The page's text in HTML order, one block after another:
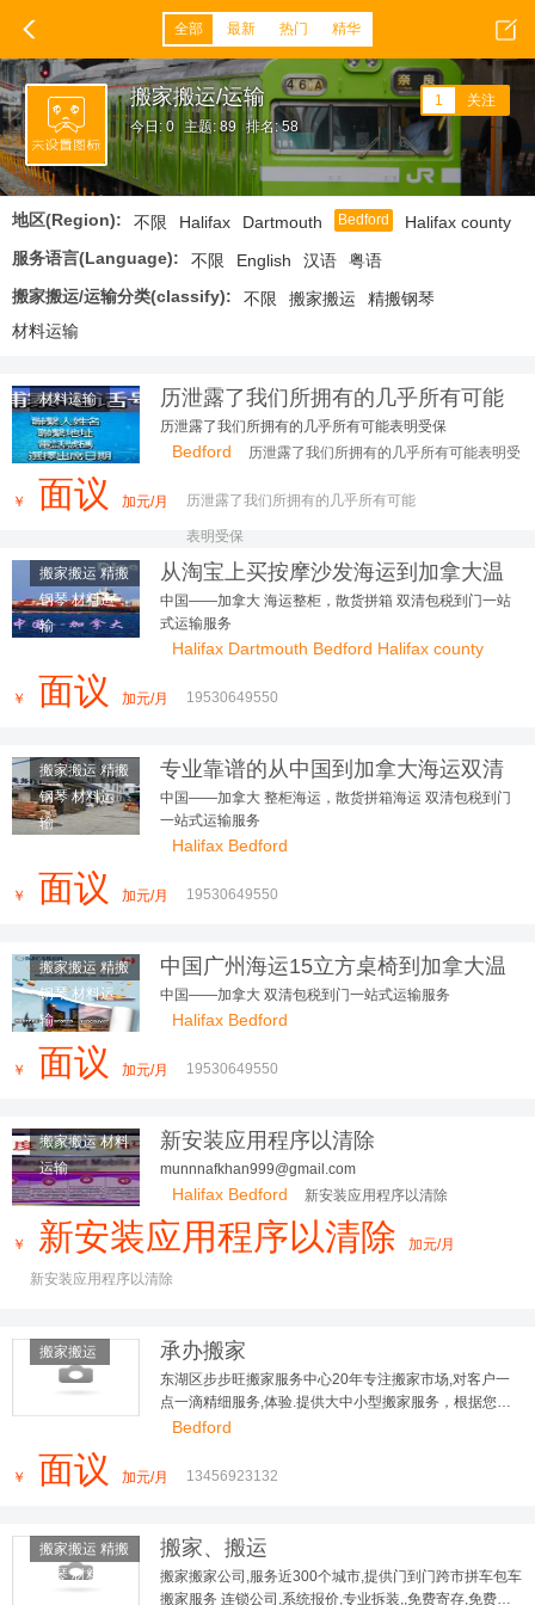
全部 最新 热门 精华
搬家搬运/运输
今日: 0 主题: 89 排名: 58
1 关注
地区(Region): 不限 Halifax Dartmouth Bedford
Halifax county
服务语言(Language):
不限 English 汉语
粤语
搬家搬运/运输分类(classify):
不限 搬家搬运
精搬钢琴
材料运输
材料运输
历泄露了我们所拥有的几乎所有可能
表明受保
历泄露了我们所拥有的几乎所有可能表明受保
Bedford
历泄露了我们所拥有的几乎所有可能表明受
￥
面议 加元/月 历泄露了我们所拥有的几乎所有可能
表明受保
搬家搬运 精搬
钢琴 材料运
输
从淘宝上买按摩沙发海运到加拿大温
哥华好用到朋友追着问
中国——加拿大 海运整柜，散货拼箱 双清包税到门一站
式运输服务
Halifax Dartmouth Bedford Halifax county
￥ 面议 加元/月 19530649550
搬家搬运 精搬
钢琴 材料运
输
专业靠谱的从中国到加拿大海运双清
包税到门的运输服务
中国——加拿大 整柜海运，散货拼箱海运 双清包税到门
一站式运输服务
Halifax Bedford
￥ 面议 加元/月 19530649550
搬家搬运 精搬
钢琴 材料运
输
中国广州海运15立方桌椅到加拿大温
哥华
中国——加拿大 双清包税到门一站式运输服务
Halifax Bedford
￥ 面议 加元/月 19530649550
搬家搬运 材料
运输
新安装应用程序以清除
munnnafkhan999@gmail.com
Halifax Bedford 新安装应用程序以清除
￥ 新安装应用程序以清除 加元/月
新安装应用程序以清除
搬家搬运 承办搬家
东湖区步步旺搬家服务中心20年专注搬家市场,对客户一
点一滴精细服务,体验.提供大中小型搬家服务，根据您的
位置和搬运东西情况，为您合理安排车辆，服务好，价格
Bedford
￥ 面议 加元/月 13456923132
搬家搬运 精搬
钢琴 材料运
搬家、搬运
搬家搬家公司,服务近300个城市,提供门到门跨市拼车包车
搬家服务 连锁公司,系统报价,专业拆装,,免费寄存,免费评